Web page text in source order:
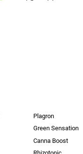
Plagron
Green Sensation
Canna Boost